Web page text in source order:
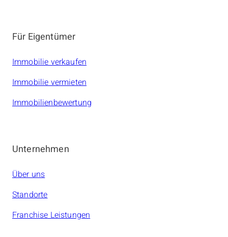
Für Eigentümer
Immobilie verkaufen
Immobilie vermieten
Immobilienbewertung
Unternehmen
Über uns
Standorte
Franchise Leistungen